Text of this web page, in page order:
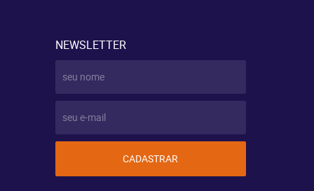
NEWSLETTER
CADASTRAR